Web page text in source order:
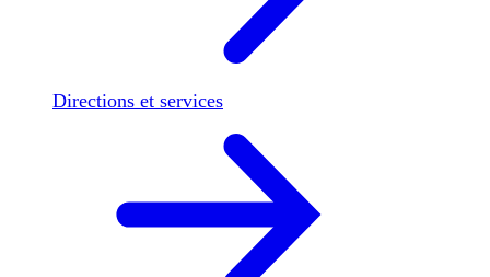
Directions et services